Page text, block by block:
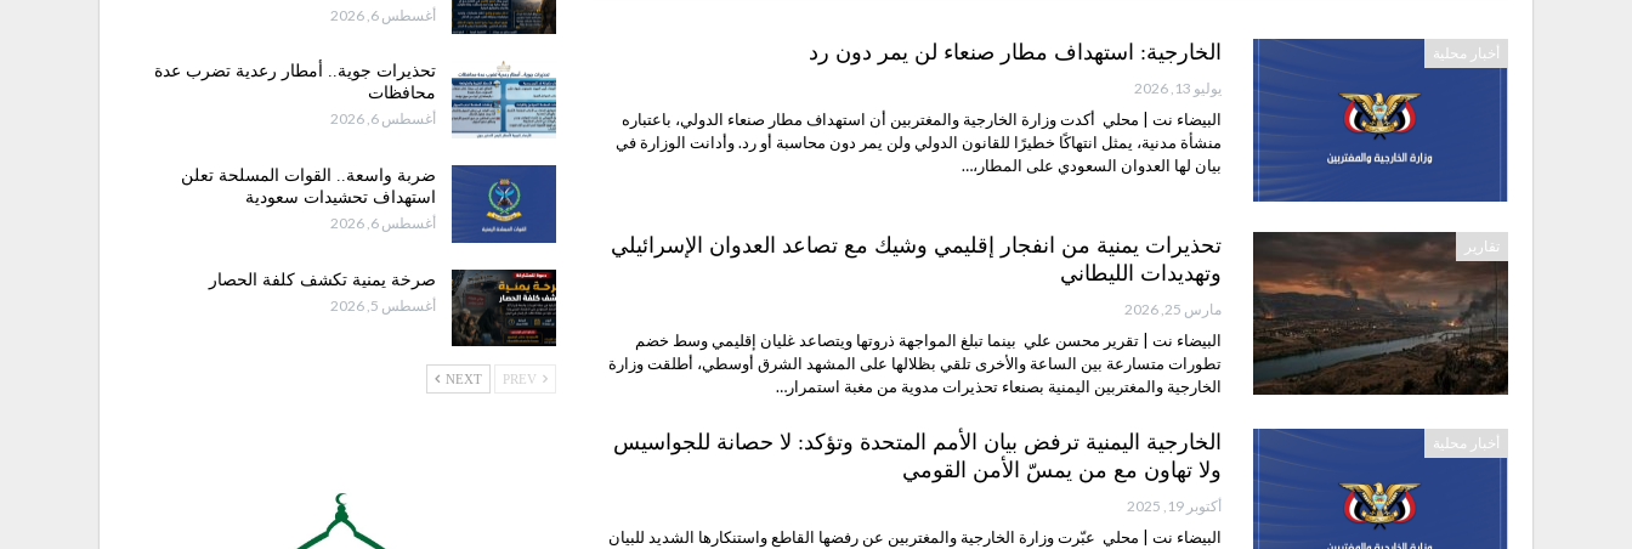
أخبار محلية الخارجية: استهداف مطار صنعاء لن يمر دون رد
يوليو 13, 2026
البيضاء نت | محلي أكدت وزارة الخارجية والمغتربين أن استهداف مطار صنعاء الدولي، باعتباره
منشأة مدنية، يمثل انتهاكًا خطيرًا للقانون الدولي ولن يمر دون محاسبة أو رد. وأدانت الوزارة في
بيان لها العدوان السعودي على المطار،…
تقارير
تحذيرات يمنية من انفجار إقليمي وشيك مع تصاعد العدوان الإسرائيلي
وتهديدات الليطاني
مارس 25, 2026
البيضاء نت | تقرير محسن علي بينما تبلغ المواجهة ذروتها ويتصاعد غليان إقليمي وسط خضم
تطورات متسارعة بين الساعة والأخرى تلقي بظلالها على المشهد الشرق أوسطي، أطلقت وزارة
الخارجية والمغتربين اليمنية بصنعاء تحذيرات مدوية من مغبة استمرار…
أخبار محلية
الخارجية اليمنية ترفض بيان الأمم المتحدة وتؤكد: لا حصانة للجواسيس
ولا تهاون مع من يمسّ الأمن القومي
أكتوبر 19, 2025
البيضاء نت | محلي عبّرت وزارة الخارجية والمغتربين عن رفضها القاطع واستنكارها الشديد للبيان
أغسطس 6, 2026
تحذيرات جوية.. أمطار رعدية تضرب عدة
محافظات
أغسطس 6, 2026
ضربة واسعة.. القوات المسلحة تعلن
استهداف تحشيدات سعودية
أغسطس 6, 2026
صرخة يمنية تكشف كلفة الحصار
أغسطس 5, 2026
NEXT